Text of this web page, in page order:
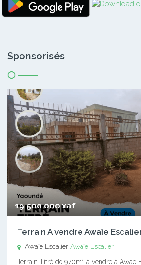
Sponsorisés
19 500 000 xaf
Terrain A vendre Awaïe
Awaïe Escalier Awaïe Escalier
Terrain Titré de 970m² à vendre à Awae